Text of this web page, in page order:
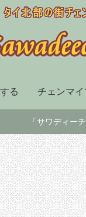
る チェンマ
「サワディー
空